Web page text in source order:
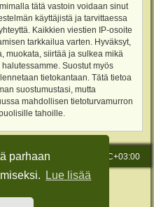
parhaan
Lue lisää
tätä vastoin voidaan sinut
käyttäjistä ja tarvittaessa
Kaikkien viestien IP-osoite
tarkkailua varten. Hyväksyt,
muokata, siirtää ja sulkea mikä
Suostut myös
tietokantaan. Tätä tietoa
suostumustasi, mutta
mahdollisen tietoturvamurron
tahoille.
Kaikki ajat ovat UTC+03:00
Software © phpBB Limited